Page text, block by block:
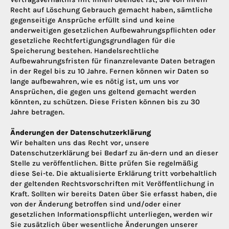
Recht auf Löschung Gebrauch gemacht haben, sämtliche
gegenseitige Ansprüche erfüllt sind und keine
anderweitigen gesetzlichen Aufbewahrungspflichten oder
gesetzliche Rechtfertigungsgrundlagen für die
Speicherung bestehen. Handelsrechtliche
Aufbewahrungsfristen für finanzrelevante Daten betragen
in der Regel bis zu 10 Jahre. Fernen können wir Daten so
lange aufbewahren, wie es nötig ist, um uns vor
Ansprüchen, die gegen uns geltend gemacht werden
könnten, zu schützen. Diese Fristen können bis zu 30
Jahre betragen.
Änderungen der Datenschutzerklärung
Wir behalten uns das Recht vor, unsere
Datenschutzerklärung bei Bedarf zu än-dern und an dieser
Stelle zu veröffentlichen. Bitte prüfen Sie regelmäßig
diese Sei-te. Die aktualisierte Erklärung tritt vorbehaltlich
der geltenden Rechtsvorschriften mit Veröffentlichung in
Kraft. Sollten wir bereits Daten über Sie erfasst haben, die
von der Änderung betroffen sind und/oder einer
gesetzlichen Informationspflicht unterliegen, werden wir
Sie zusätzlich über wesentliche Änderungen unserer